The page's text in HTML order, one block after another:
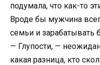
подумала, что как-то
Вроде бы мужчина
семьи и
— Глупости, —
какая разница, кто